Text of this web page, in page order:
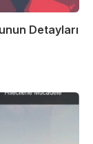
Detayları